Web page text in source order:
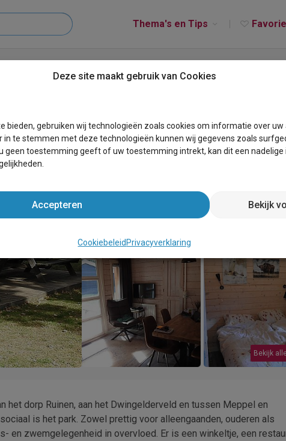
Thema's en Tips
Bekijk
het dorp Ruinen, aan het Dwingelderveld en tussen Meppel en
is het park. Zowel prettig voor alleengaanden, ouderen als
en zwemgelegenheid in overvloed. Er is een winkeltje, een
Deze site maakt gebruik van Cookies
bieden, gebruiken wij technologieën zoals cookies om informatie over
te stemmen met deze technologieën kunnen wij gegevens zoals
geen toestemming geeft of uw toestemming intrekt, kan dit een nadelige
Accepteren Bekijk
Cookiebeleid Privacyverklaring